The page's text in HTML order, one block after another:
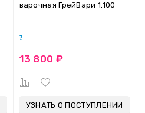
варочная ГрейВари 1.100
13 800 ₽
УЗНАТЬ О ПОСТУПЛЕНИИ